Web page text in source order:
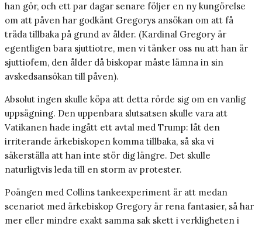
han gör, och ett par dagar senare följer en ny kungörelse
om att påven har godkänt Gregorys ansökan om att få
träda tillbaka på grund av ålder. (Kardinal Gregory är
egentligen bara sjuttiotre, men vi tänker oss nu att han är
sjuttiofem, den ålder då biskopar måste lämna in sin
avskedsansökan till påven).
Absolut ingen skulle köpa att detta rörde sig om en vanlig
uppsägning. Den uppenbara slutsatsen skulle vara att
Vatikanen hade ingått ett avtal med Trump: låt den
irriterande ärkebiskopen komma tillbaka, så ska vi
säkerställa att han inte stör dig längre. Det skulle
naturligtvis leda till en storm av protester.
Poängen med Collins tankeexperiment är att medan
scenariot med ärkebiskop Gregory är rena fantasier, så har
mer eller mindre exakt samma sak skett i verkligheten i